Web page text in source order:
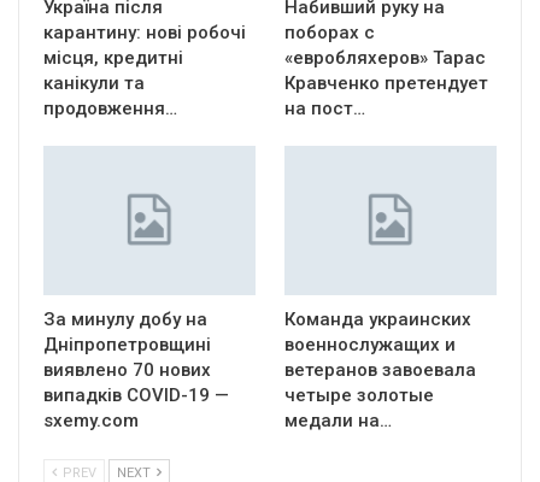
Україна після
карантину: нові робочі
місця, кредитні
канікули та
продовження…
Набивший руку на
поборах с
«евробляхеров» Тарас
Кравченко претендует
на пост…
За минулу добу на
Дніпропетровщині
виявлено 70 нових
випадків COVID-19 —
sxemy.com
Команда украинских
военнослужащих и
ветеранов завоевала
четыре золотые
медали на…
PREV NEXT